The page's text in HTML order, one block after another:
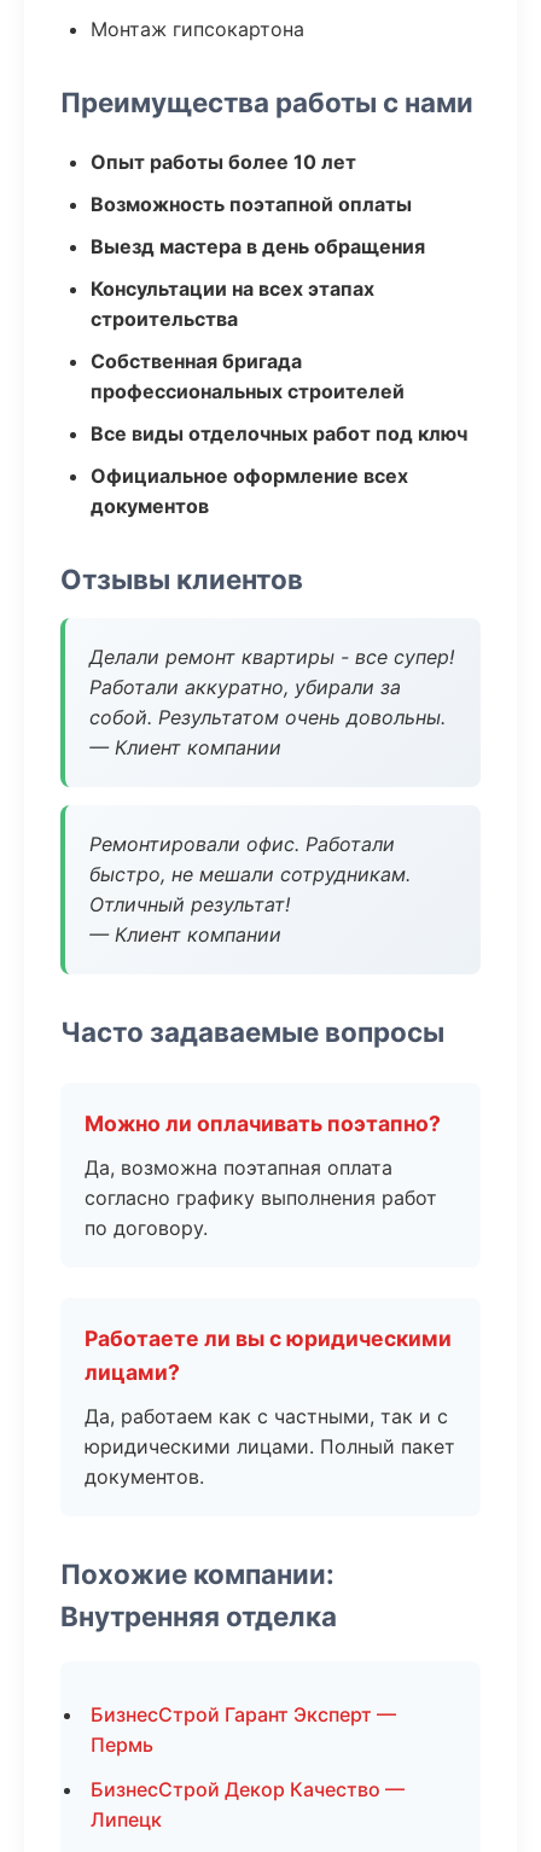
Монтаж гипсокартона
Преимущества работы с нами
Опыт работы более 10 лет
Возможность поэтапной оплаты
Выезд мастера в день обращения
Консультации на всех этапах
строительства
Собственная бригада
профессиональных строителей
Все виды отделочных работ под ключ
Официальное оформление всех
документов
Отзывы клиентов
Делали ремонт квартиры - все супер!
Работали аккуратно, убирали за
собой. Результатом очень довольны.
— Клиент компании
Ремонтировали офис. Работали
быстро, не мешали сотрудникам.
Отличный результат!
— Клиент компании
Часто задаваемые вопросы
Можно ли оплачивать поэтапно?
Да, возможна поэтапная оплата
согласно графику выполнения работ
по договору.
Работаете ли вы с юридическими
лицами?
Да, работаем как с частными, так и с
юридическими лицами. Полный пакет
документов.
Похожие компании:
Внутренняя отделка
БизнесСтрой Гарант Эксперт —
Пермь
БизнесСтрой Декор Качество —
Липецк